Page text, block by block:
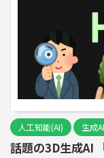
人工知能(AI) 生成AI
話題の3D生成AI